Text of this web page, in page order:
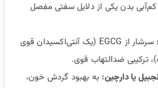
کم‌آبی بدن یکی از دلایل سفتی مفصل
سرشار از EGCG (یک آنتی‌اکسیدان قوی
ترکیبی ضدالتهاب قوی.
یا دارچین: به بهبود گردش خون،